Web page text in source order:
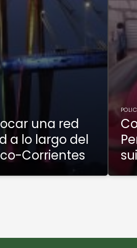
una red
a lo largo del
Corrientes